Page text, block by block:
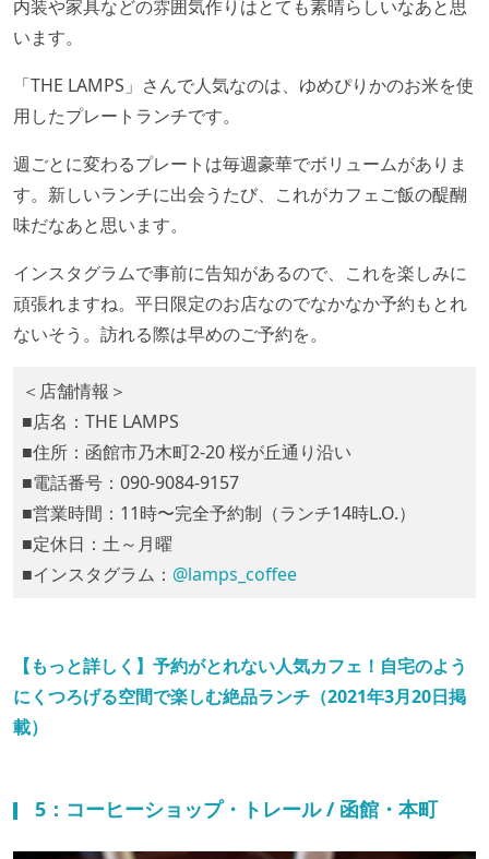
内装や家具などの雰囲気作りはとても素晴らしいなあと思
います。
「THE LAMPS」さんで人気なのは、ゆめぴりかのお米を使
用したプレートランチです。
週ごとに変わるプレートは毎週豪華でボリュームがありま
す。新しいランチに出会うたび、これがカフェご飯の醍醐
味だなあと思います。
インスタグラムで事前に告知があるので、これを楽しみに
頑張れますね。平日限定のお店なのでなかなか予約もとれ
ないそう。訪れる際は早めのご予約を。
＜店舗情報＞
■店名：THE LAMPS
■住所：函館市乃木町2-20 桜が丘通り沿い
■電話番号：090-9084-9157
■営業時間：11時〜完全予約制（ランチ14時L.O.）
■定休日：土～月曜
■インスタグラム： @lamps_coffee
【もっと詳しく】予約がとれない人気カフェ！自宅のよう
にくつろげる空間で楽しむ絶品ランチ（2021年3月20日掲
載）
5：コーヒーショップ・トレール / 函館・本町